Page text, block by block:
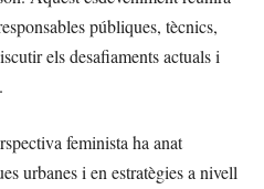
públiques, tècnics,
els desafiaments actuals i
feminista ha anat
urbanes i en estratègies a nivell